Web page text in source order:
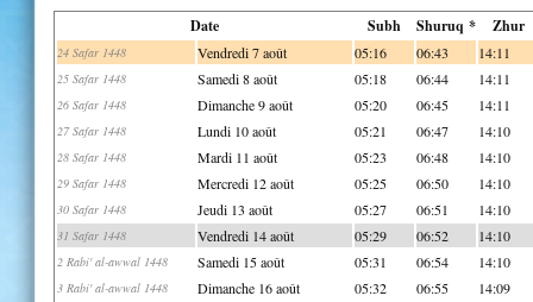
Date Subh Shuruq * Zhur
24 Safar 1448 Vendredi 7 août 05:16 06:43 14:11
25 Safar 1448 Samedi 8 août 05:18 06:44 14:11
26 Safar 1448 Dimanche 9 août 05:20 06:45 14:11
27 Safar 1448 Lundi 10 août 05:21 06:47 14:10
28 Safar 1448 Mardi 11 août 05:23 06:48 14:10
29 Safar 1448 Mercredi 12 août 05:25 06:50 14:10
30 Safar 1448 Jeudi 13 août 05:27 06:51 14:10
31 Safar 1448 Vendredi 14 août 05:29 06:52 14:10
2 Rabi' al-awwal 1448 Samedi 15 août 05:31 06:54 14:10
3 Rabi' al-awwal 1448 Dimanche 16 août 05:32 06:55 14:09